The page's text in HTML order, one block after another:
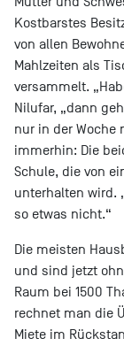
Kostbarstes
von allen
Mahlzeiten als
versammelt.
Nilufar, „dann
nur in der Woche
immerhin: Die
Schule, die von
unterhalten wird.
so etwas nicht.“
Die meisten
und sind jetzt
Raum bei 1500
rechnet man die
Miete im